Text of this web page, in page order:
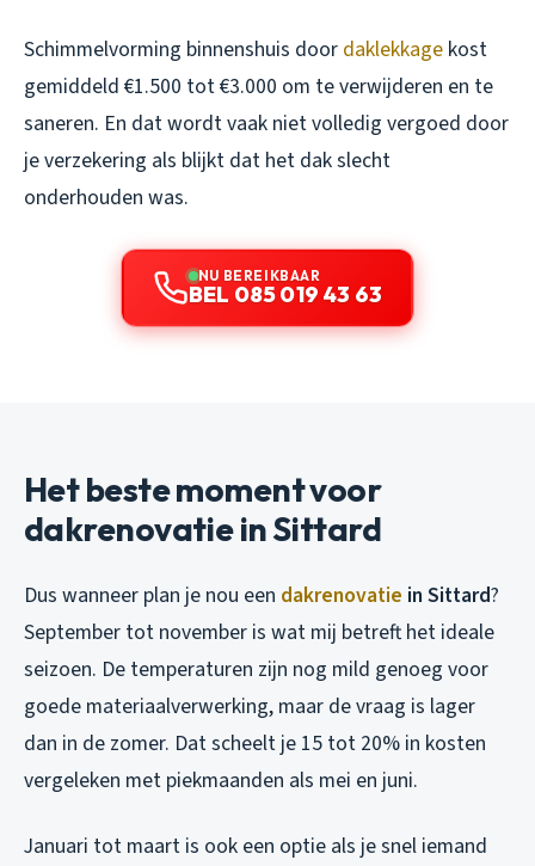
Schimmelvorming binnenshuis door daklekkage kost
gemiddeld €1.500 tot €3.000 om te verwijderen en te
saneren. En dat wordt vaak niet volledig vergoed door
je verzekering als blijkt dat het dak slecht
onderhouden was.
NU BEREIKBAAR
BEL 085 019 43 63
Het beste moment voor
dakrenovatie in Sittard
Dus wanneer plan je nou een dakrenovatie in Sittard?
September tot november is wat mij betreft het ideale
seizoen. De temperaturen zijn nog mild genoeg voor
goede materiaalverwerking, maar de vraag is lager
dan in de zomer. Dat scheelt je 15 tot 20% in kosten
vergeleken met piekmaanden als mei en juni.
Januari tot maart is ook een optie als je snel iemand